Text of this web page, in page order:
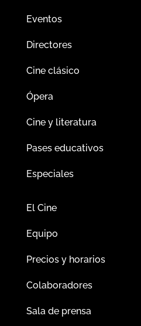
Eventos
Directores
Cine clásico
Ópera
Cine y literatura
Pases educativos
Especiales
El Cine
Equipo
Precios y horarios
Colaboradores
Sala de prensa